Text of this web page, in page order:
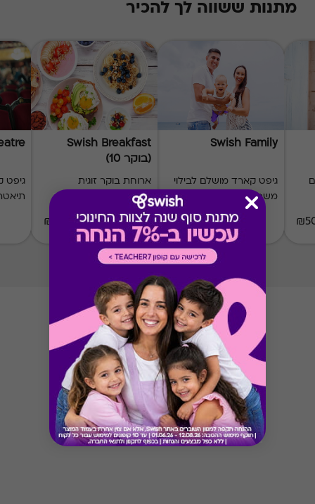
* מבוהר כי רשימת הספקים המכבדות את הגיפט
קארד עשויה להשתנות מעת לעת.
* במקרה של ירידת ספק מגיפט עם ספק יחיד,
באפשרות הלקוח לפנות לחברה ולבקש כרטיס חלופי
ממגוון כרטיסי החברה או לבקש החזר כספי בגין
רכישת הגיפט עפ"י הסכום ששולם בפועל לחברה
מתנות ששווה לך להכיר
Swish Family
גיפט קארד מושלם לבילוי
משפחתי
₪20-₪500
Swish Breakfast
(בוקר 10)
ארוחת בוקר זוגית
במבחר מסעדות